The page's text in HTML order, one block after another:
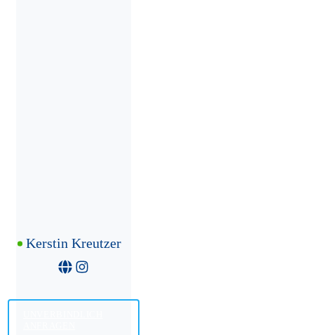
Kerstin Kreutzer